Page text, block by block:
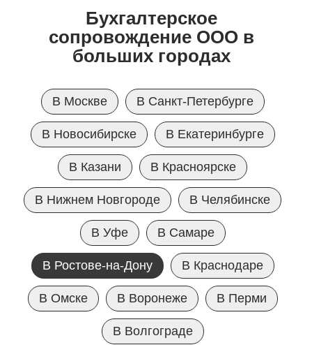
Бухгалтерское
сопровождение ООО в
больших городах
В Москве В Санкт-Петербурге
В Новосибирске В Екатеринбурге
В Казани В Красноярске
В Нижнем Новгороде В Челябинске
В Уфе В Самаре
В Ростове-на-Дону В Краснодаре
В Омске В Воронеже В Перми
В Волгограде